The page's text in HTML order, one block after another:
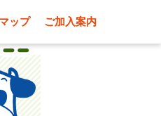
ップ ご加入案内